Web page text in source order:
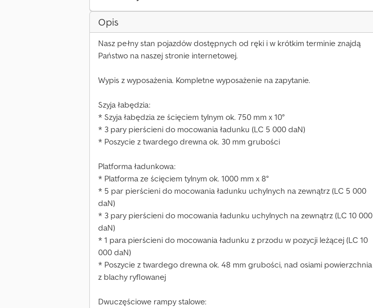
Opis
Nasz pełny stan pojazdów dostępnych od ręki i w krótkim terminie znajdą
Państwo na naszej stronie internetowej.
Wypis z wyposażenia. Kompletne wyposażenie na zapytanie.
Szyja łabędzia:
* Szyja łabędzia ze ścięciem tylnym ok. 750 mm x 10°
* 3 pary pierścieni do mocowania ładunku (LC 5 000 daN)
* Poszycie z twardego drewna ok. 30 mm grubości
Platforma ładunkowa:
* Platforma ze ścięciem tylnym ok. 1000 mm x 8°
* 5 par pierścieni do mocowania ładunku uchylnych na zewnątrz (LC 5 000
daN)
* 3 pary pierścieni do mocowania ładunku uchylnych na zewnątrz (LC 10 000
daN)
* 1 para pierścieni do mocowania ładunku z przodu w pozycji leżącej (LC 10
000 daN)
* Poszycie z twardego drewna ok. 48 mm grubości, nad osiami powierzchnia
z blachy ryflowanej
Dwuczęściowe rampy stalowe: